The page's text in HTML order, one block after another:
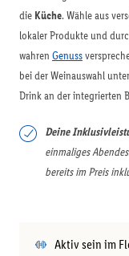
die Küche. Wähle aus
lokaler Produkte und
wahren Genuss
bei der Weinauswahl
Drink an der integrierten
Deine
einmaliges
bereits im Preis
Aktiv sein im